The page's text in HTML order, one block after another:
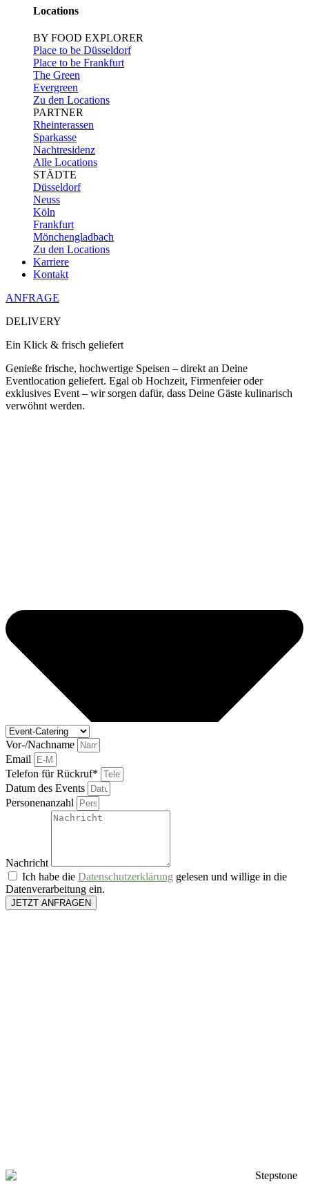
Locations
BY FOOD EXPLORER
Place to be Düsseldorf
Place to be Frankfurt
The Green
Evergreen
Zu den Locations
PARTNER
Rheinterassen
Sparkasse
Nachtresidenz
Alle Locations
STÄDTE
Düsseldorf
Neuss
Köln
Frankfurt
Mönchengladbach
Zu den Locations
Karriere
Kontakt
ANFRAGE
DELIVERY
Ein Klick & frisch geliefert
Genieße frische, hochwertige Speisen – direkt an Deine
Eventlocation geliefert. Egal ob Hochzeit, Firmenfeier oder
exklusives Event – wir sorgen dafür, dass Deine Gäste kulinarisch
verwöhnt werden.
Vor-/Nachname
Email
Telefon für Rückruf*
Datum des Events
Personenanzahl
Nachricht
Ich habe die Datenschutzerklärung gelesen und willige in die
Datenverarbeitung ein.
JETZT ANFRAGEN